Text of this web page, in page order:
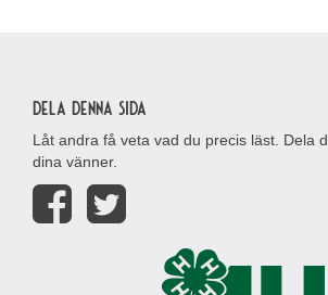
Dela denna sida
Låt andra få veta vad du precis läst. Dela
dina vänner.